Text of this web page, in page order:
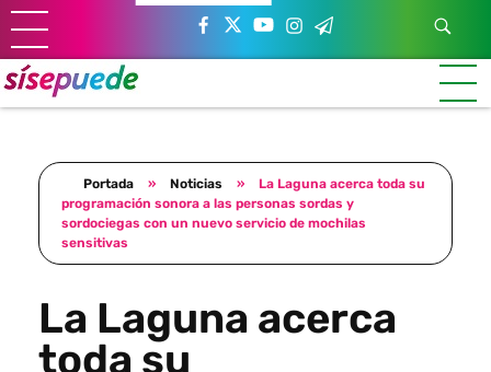
Sí se puede Canarias
Únete al movimiento ecosocialista
Portada » Noticias »
La Laguna acerca toda su
programación sonora a las personas sordas y
sordociegas con un nuevo servicio de mochilas
sensitivas
La Laguna acerca
toda su